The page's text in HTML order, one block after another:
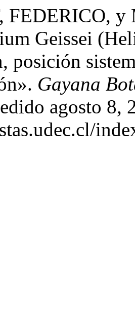
FEDERICO,
Geissei
posición
Gayana
agosto 8,